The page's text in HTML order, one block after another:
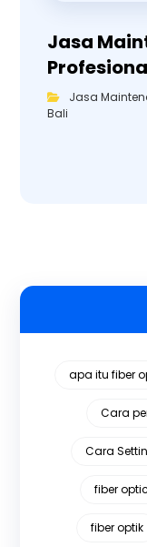
Jasa
Jasa
Bali
apa itu fiber
Cara
Cara
fiber optic
fiber optik